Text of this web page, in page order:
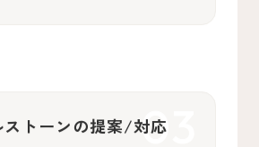
ストーンの提案/対応